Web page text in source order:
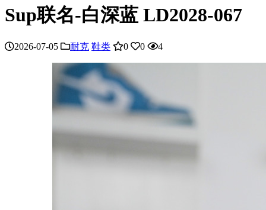
Sup联名-白深蓝 LD2028-067
2026-07-05 耐克 鞋类 0 0 4